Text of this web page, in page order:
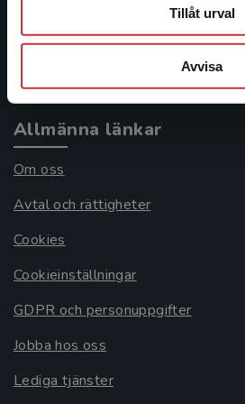
Tillåt urval
Avvisa
Köpvillkor
Allmänna länkar
Om oss
Avtal och rättigheter
Cookies
Cookieinställningar
GDPR och personuppgifter
Jobba hos oss
Lediga tjänster